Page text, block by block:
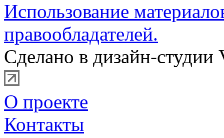
Использование
правообладателей.
Сделано в дизайн-студии
О проекте
Контакты